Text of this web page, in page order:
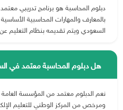
دبلوم المحاسبة هو برنامج تدريبي
بالمعارف والمهارات المحاسبية
السعودي ويتم تقديمه بنظام التعليم
هل دبلوم المحاسبة معتمد في
نعم الدبلوم معتمد من المؤسسة العامة
ومرخص من المركز الوطني للتعليم